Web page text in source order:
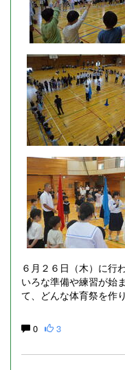
６月２６日（木）に行
いろな準備や練習が始
て、どんな体育祭を作
0 3